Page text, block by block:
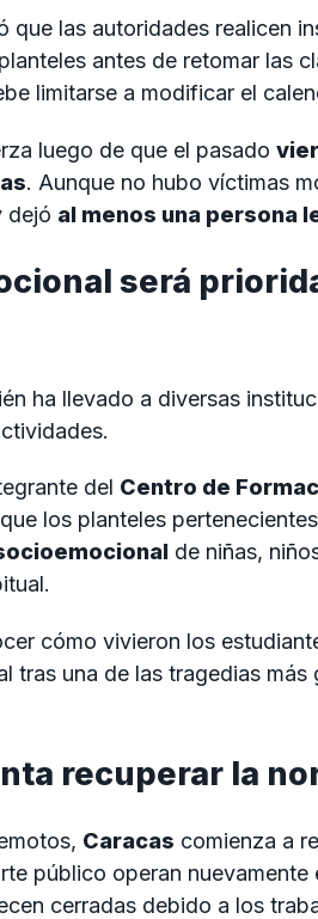
que las autoridades realicen
antes de retomar las
limitarse a modificar el
luego de que el pasado
. Aunque no hubo víctimas
dejó al menos una persona
será
ha llevado a diversas
del Centro de
los planteles
de niñas,
cómo vivieron los
tras una de las tragedias
recuperar la
Caracas comienza a
público operan
cerradas debido a los